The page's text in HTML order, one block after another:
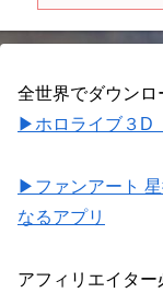
全世界でダウンロ
▶ホロライブ３D
▶ファンアート
なるアプリ
アフィリエイター